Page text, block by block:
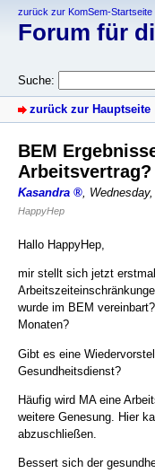
zurück zur KomSem-Startseite
Forum für
Suche:
zurück zur Hauptseite
BEM
Arbeitsvertrag?
Kasandra ,
HappyHep
Hallo HappyHep,
mir stellt sich jetzt
wurde im BEM
Monaten?
Gibt es eine
Gesundheitsdienst?
Häufig wird MA eine
weitere Genesung. Hier
abzuschließen.
Bessert sich der